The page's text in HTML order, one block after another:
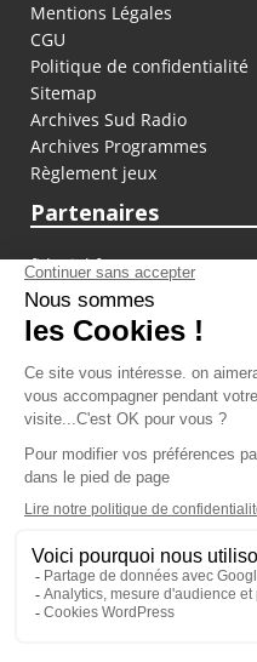
Mentions Légales
CGU
Politique de confidentialité
Sitemap
Archives Sud Radio
Archives Programmes
Règlement jeux
Partenaires
fiducial.fr
lyoncapitale.fr
olympique-et-lyonnais.com
L'application Iphone
Les cookies
Gestion des cookies
Crédit photos :